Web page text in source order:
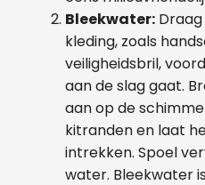
Bleekwater:
kleding, zoals
veiligheidsbril,
aan de slag gaat.
aan op de
kitranden en laat
intrekken. Spoel
water. Bleekwater